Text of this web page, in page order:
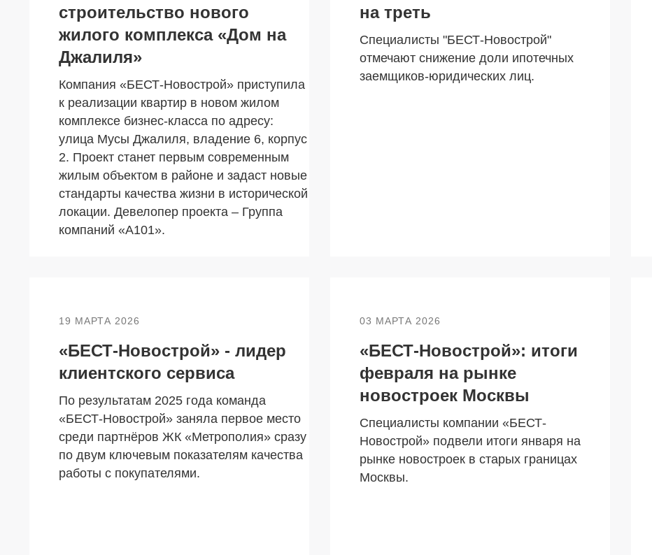
строительство нового
жилого комплекса «Дом на
Джалиля»
Компания «БЕСТ-Новострой» приступила
к реализации квартир в новом жилом
комплексе бизнес-класса по адресу:
улица Мусы Джалиля, владение 6, корпус
2. Проект станет первым современным
жилым объектом в районе и задаст новые
стандарты качества жизни в исторической
локации. Девелопер проекта – Группа
компаний «А101».
на треть
Специалисты "БЕСТ-Новострой"
отмечают снижение доли ипотечных
заемщиков-юридических лиц.
19 МАРТА 2026
«БЕСТ-Новострой» - лидер
клиентского сервиса
По результатам 2025 года команда
«БЕСТ-Новострой» заняла первое место
среди партнёров ЖК «Метрополия» сразу
по двум ключевым показателям качества
работы с покупателями.
03 МАРТА 2026
«БЕСТ-Новострой»: итоги
февраля на рынке
новостроек Москвы
Специалисты компании «БЕСТ-
Новострой» подвели итоги января на
рынке новостроек в старых границах
Москвы.